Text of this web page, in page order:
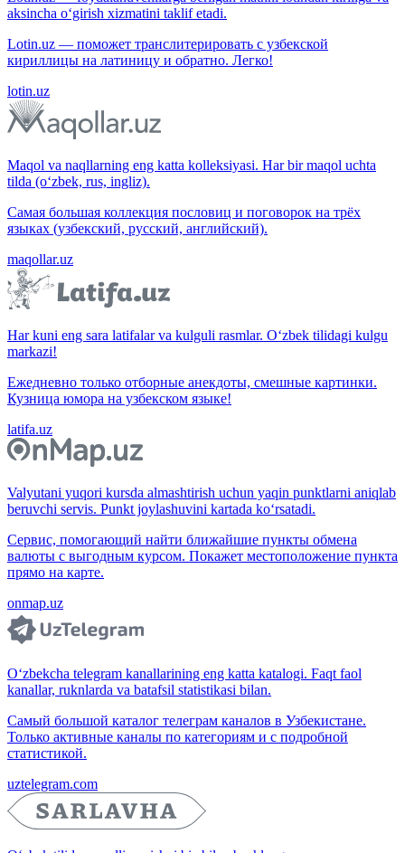
aksincha o‘girish xizmatini taklif etadi.
Lotin.uz — поможет транслитерировать с узбекской
кириллицы на латиницу и обратно. Легко!
lotin.uz
Maqol va naqllarning eng katta kolleksiyasi. Har bir maqol uchta
tilda (o‘zbek, rus, ingliz).
Самая большая коллекция пословиц и поговорок на трёх
языках (узбекский, русский, английский).
maqollar.uz
Har kuni eng sara latifalar va kulguli rasmlar. O‘zbek tilidagi kulgu
markazi!
Ежедневно только отборные анекдоты, смешные картинки.
Кузница юмора на узбекском языке!
latifa.uz
Valyutani yuqori kursda almashtirish uchun yaqin punktlarni aniqlab
beruvchi servis. Punkt joylashuvini kartada ko‘rsatadi.
Сервис, помогающий найти ближайшие пункты обмена
валюты с выгодным курсом. Покажет местоположение пункта
прямо на карте.
onmap.uz
O‘zbekcha telegram kanallarining eng katta katalogi. Faqt faol
kanallar, ruknlarda va batafsil statistikasi bilan.
Самый большой каталог телеграм каналов в Узбекистане.
Только активные каналы по категориям и с подробной
статистикой.
uztelegram.com